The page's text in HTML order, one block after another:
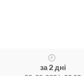
за 2 дні